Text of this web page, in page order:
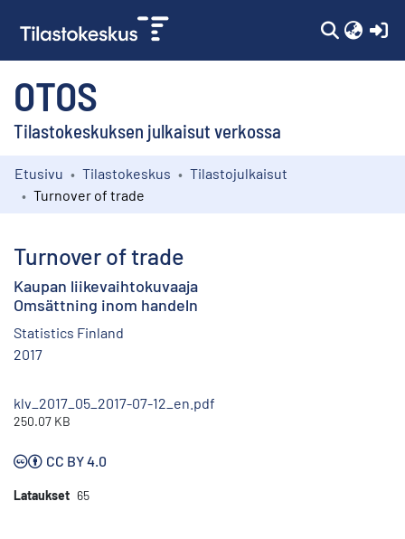
OTOS
Tilastokeskuksen julkaisut verkossa
Kokoelmat
Etusivu Tilastokeskus
Tilastojulkaisut
Turnover of trade
Turnover of trade
Kaupan liikevaihtokuvaaja
Omsättning inom handeln
Statistics Finland
2017
klv_2017_05_2017-07-12_en.pdf
250.07 KB
CC BY 4.0
Lataukset 65